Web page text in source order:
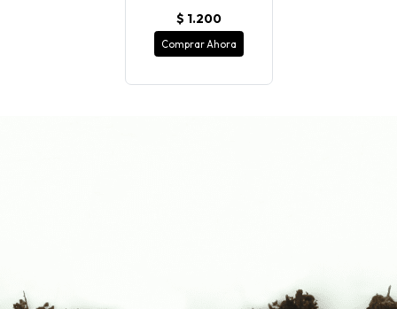
$ 1.200
Comprar Ahora